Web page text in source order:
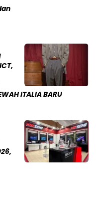
ITALIA BARU